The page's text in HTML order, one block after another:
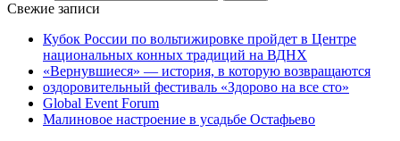
Свежие записи
Кубок России по вольтижировке пройдет в Центре
национальных конных традиций на ВДНХ
«Вернувшиеся» — история, в которую возвращаются
оздоровительный фестиваль «Здорово на все сто»
Global Event Forum
Малиновое настроение в усадьбе Остафьево